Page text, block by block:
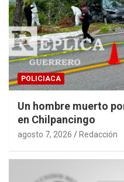
POLICIACA
Un hombre muerto
en Chilpancingo
agosto 7, 2026 Redacción